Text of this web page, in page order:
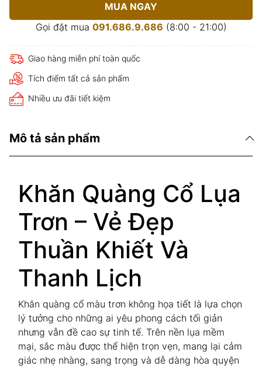
MUA NGAY
Gọi đặt mua 091.686.9.686 (8:00 - 21:00)
Giao hàng miễn phí toàn quốc
Tích điểm tất cả sản phẩm
Nhiều ưu đãi tiết kiệm
Mô tả sản phẩm
Khăn Quàng Cổ Lụa
Trơn – Vẻ Đẹp
Thuần Khiết Và
Thanh Lịch
Khăn quàng cổ màu trơn không họa tiết là lựa chọn
lý tưởng cho những ai yêu phong cách tối giản
nhưng vẫn đề cao sự tinh tế. Trên nền lụa mềm
mại, sắc màu được thể hiện trọn vẹn, mang lại cảm
giác nhẹ nhàng, sang trọng và dễ dàng hòa quyện